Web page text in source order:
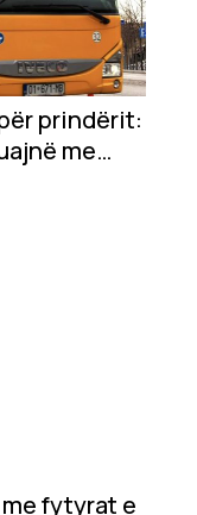
prindërit:
me
me fytyrat e